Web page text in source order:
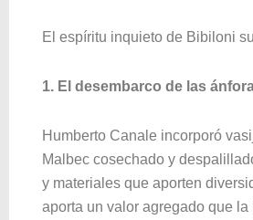
El espíritu inquieto de Bibiloni
1. El desembarco de las
Humberto Canale incorporó
Malbec cosechado y
y materiales que aporten
aporta un valor agregado que